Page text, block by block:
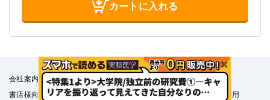
カートに入れる
会社案内 採用情報 取扱書店一覧
電子書籍
書店様向け
広告掲載 正誤表・更新情報 コンテンツ利用